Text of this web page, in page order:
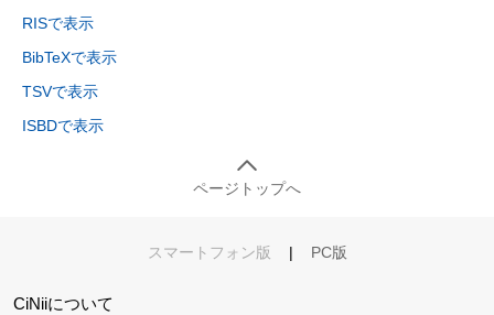
RISで表示
BibTeXで表示
TSVで表示
ISBDで表示
ページトップへ
スマートフォン版 | PC版
CiNiiについて